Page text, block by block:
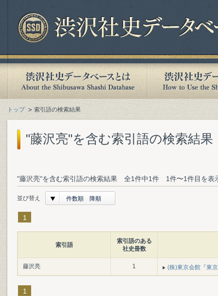
トップ 索引語の検索結果
"藤沢亮"を含む索引語の検索結果
"藤沢亮"を含む索引語の検索結果 全1件中1件 1件〜1件目を表
並び替え 件数順 降順
1
索引語
索引語のある
社史冊数
藤沢亮 1 (株)東京会館『東
1